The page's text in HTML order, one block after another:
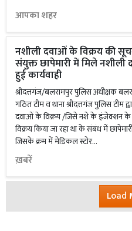
आपका शहर
नशीली दवाओं के विक्रय की
संयुक्त छापेमारी में मिले नशीली
हुई कार्यवाही
श्रीदत्तगंज/बलरामपुर पुलिस अधीक्षक
गठित टीम व थाना श्रीदत्तगंज पुलिस टीम
दवाओं के विक्रय /जिसे नशे के इंजेक्शन
विक्रय किया जा रहा था के संबंध में
जिसके क्रम में मेडिकल स्टोर...
ख़बरें
Load